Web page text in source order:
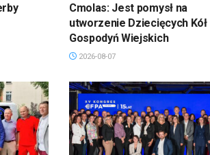
Cmolas: Jest pomysł na
utworzenie Dziecięcych Kół
Gospodyń Wiejskich
2026-08-07